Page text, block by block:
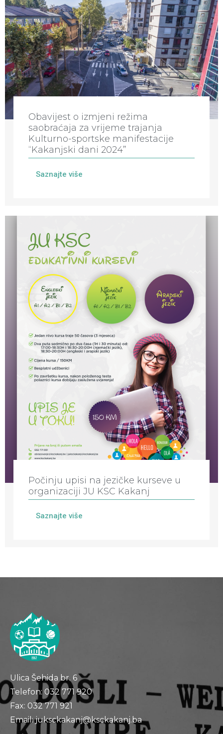
Obavijest o izmjeni režima
saobraćaja za vrijeme trajanja
Kulturno-sportske manifestacije
“Kakanjski dani 2024”
Saznajte više
Počinju upisi na jezičke kurseve u
organizaciji JU KSC Kakanj
Saznajte više
Ulica Šehida br. 6
Telefon: 032 771 920
Fax: 032 771 921
Email: juksckakanj@ksckakanj.ba